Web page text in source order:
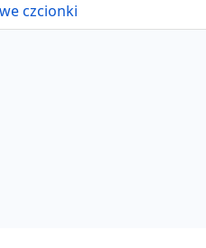
czcionki